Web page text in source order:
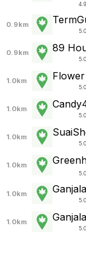
0.9km
0.9km 89
1.0km
1.0km
1.0km
1.0km
1.0km
1.0km